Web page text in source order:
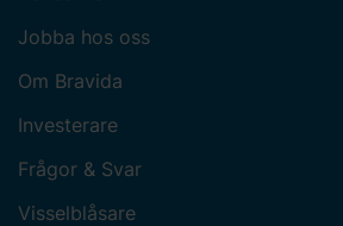
Jobba hos oss
Om Bravida
Investerare
Frågor & Svar
Visselblåsare